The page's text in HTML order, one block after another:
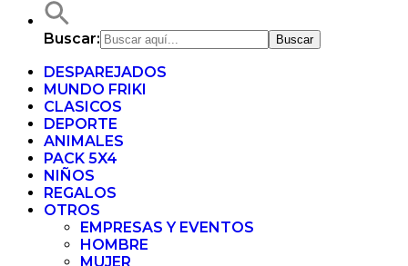
Buscar:
DESPAREJADOS
MUNDO FRIKI
CLASICOS
DEPORTE
ANIMALES
PACK 5X4
NIÑOS
REGALOS
OTROS
EMPRESAS Y EVENTOS
HOMBRE
MUJER